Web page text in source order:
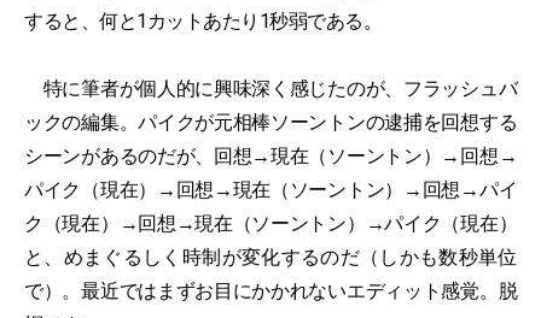
すると、何と1カットあたり1秒弱である。
特に筆者が個人的に興味深く感じたのが、フラッシュバ
ックの編集。パイクが元相棒ソーントンの逮捕を回想する
シーンがあるのだが、回想→現在（ソーントン）→回想→
パイク（現在）→回想→現在（ソーントン）→回想→パイ
ク（現在）→回想→現在（ソーントン）→パイク（現在）
と、めまぐるしく時制が変化するのだ（しかも数秒単位
で）。最近ではまずお目にかかれないエディット感覚。脱